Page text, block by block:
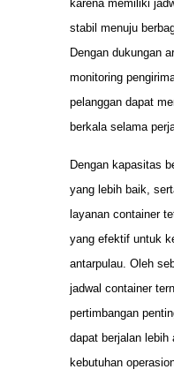
karena memiliki
stabil menuju
Dengan dukungan
monitoring
pelanggan dapat
berkala selama
Dengan kapasitas
yang lebih baik,
layanan container
yang efektif untuk
antarpulau. Oleh
jadwal container
pertimbangan
dapat berjalan lebih
kebutuhan